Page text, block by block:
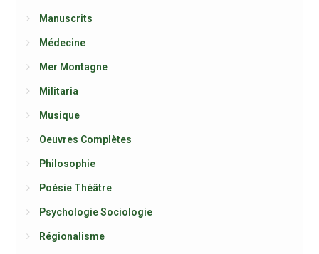
Manuscrits
Médecine
Mer Montagne
Militaria
Musique
Oeuvres Complètes
Philosophie
Poésie Théâtre
Psychologie Sociologie
Régionalisme